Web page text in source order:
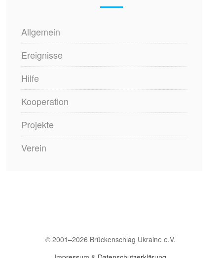
Juli 2025
Februar 2025
Dezember 2024
November 2024
August 2024
Juni 2024
Februar 2024
Allgemein
Ereignisse
Hilfe
Kooperation
Projekte
Verein
© 2001–2026 Brückenschlag Ukraine e.V.